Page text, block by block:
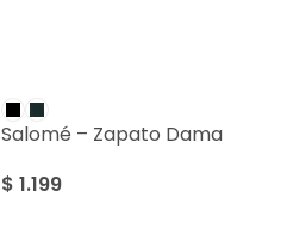
Salomé – Zapato Dama
$ 1.199